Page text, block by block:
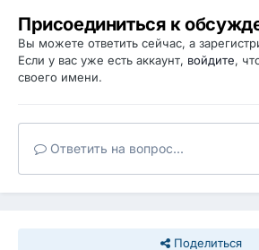
Присоединиться к
Вы можете ответить сейчас, а
Если у вас уже есть аккаунт, войдите,
своего имени.
Ответить на вопрос...
Поделиться